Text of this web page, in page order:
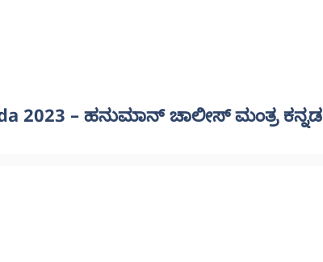
2023 – ಹನುಮಾನ್ ಚಾಲೀಸ್ ಮಂತ್ರ ಕನ್ನಡ